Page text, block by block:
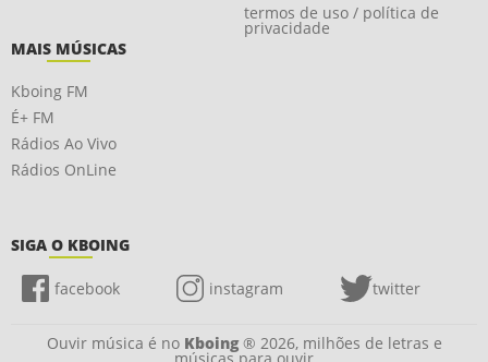
termos de uso / política de
privacidade
MAIS MÚSICAS
Kboing FM
É+ FM
Rádios Ao Vivo
Rádios OnLine
SIGA O KBOING
facebook instagram twitter
Ouvir música é no Kboing® 2026, milhões de letras e
músicas para ouvir